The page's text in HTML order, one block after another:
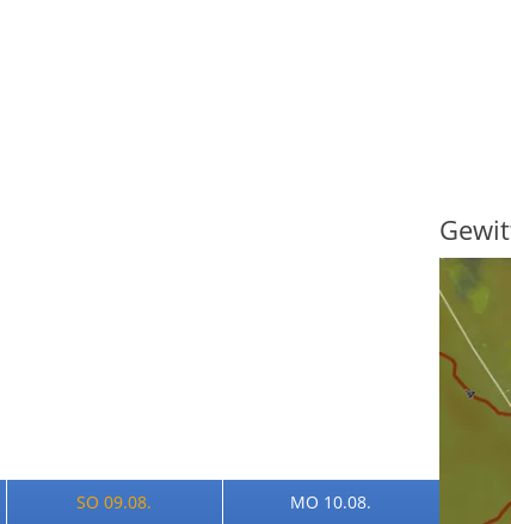
SO 09.08. MO 10.08.